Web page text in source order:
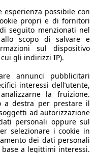
esperienza possibile con
propri e di fornitori
seguito menzionati nel
allo scopo di salvare e
sul dispositivo
gli indirizzi IP).
annunci pubblicitari
interessi dell’utente,
la fruizione.
a destra per prestare il
ad autorizzazione
personali oppure sul
selezionare i cookie in
dei dati personali
a legittimi interessi.